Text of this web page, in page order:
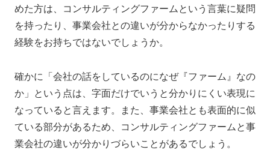
めた方は、コンサルティングファームという言葉に疑問
を持ったり、事業会社との違いが分からなかったりする
経験をお持ちではないでしょうか。
確かに「会社の話をしているのになぜ『ファーム』なの
か」という点は、字面だけでいうと分かりにくい表現に
なっていると言えます。また、事業会社とも表面的に似
ている部分があるため、コンサルティングファームと事
業会社の違いが分かりづらいことがあるでしょう。